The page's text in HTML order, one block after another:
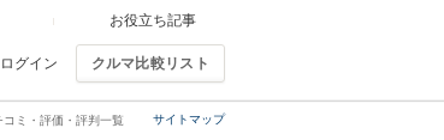
お役立ち記事
ログイン クルマ比較リスト
サイトマップ
ミ・評価・評判一覧